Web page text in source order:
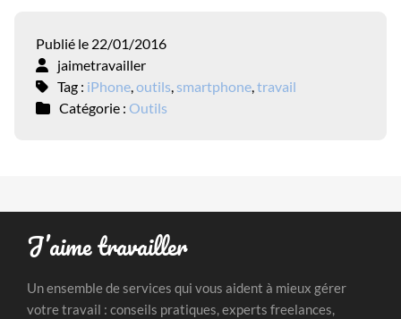
Publié le 22/01/2016
jaimetravailler
Tag : iPhone,outils, smartphone,travail
Catégorie : Outils
J’aime travailler
Un ensemble de services qui vous aident à mieux gérer
votre travail : conseils pratiques, experts freelances,